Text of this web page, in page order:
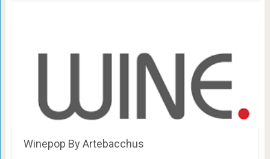
Winepop By Artebacchus